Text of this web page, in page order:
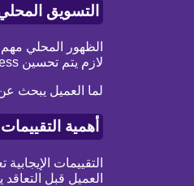
التسويق
الظهور المحلي
لازم يتم تحسين Google Business واستهداف المدن والمناطق اللي تقدم فيها خدماتك
لما العميل يبحث
أهمية
التقييمات
العميل قبل